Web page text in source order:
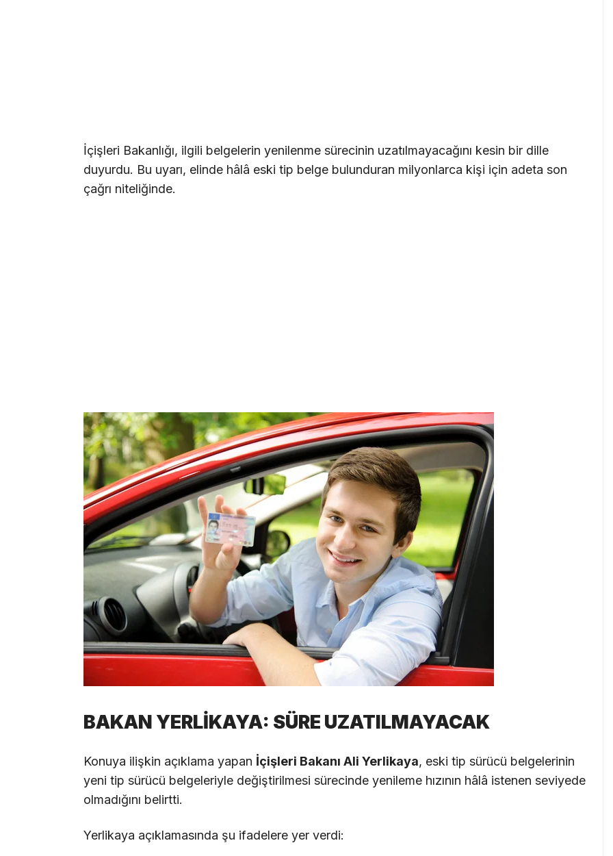
İçişleri Bakanlığı, ilgili belgelerin yenilenme sürecinin uzatılmayacağını kesin bir dille
duyurdu. Bu uyarı, elinde hâlâ eski tip belge bulunduran milyonlarca kişi için adeta son
çağrı niteliğinde.
BAKAN YERLİKAYA: SÜRE UZATILMAYACAK
Konuya ilişkin açıklama yapan İçişleri Bakanı Ali Yerlikaya, eski tip sürücü belgelerinin
yeni tip sürücü belgeleriyle değiştirilmesi sürecinde yenileme hızının hâlâ istenen seviyede
olmadığını belirtti.
Yerlikaya açıklamasında şu ifadelere yer verdi: